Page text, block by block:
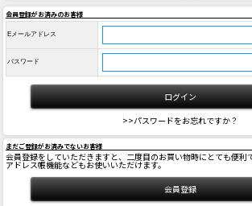
会員登録がお済みのお客様
Eメールアドレス
パスワード
>>パスワードをお忘れですか？
まだご登録がお済みでないお客様
会員登録をしていただきますと、二度目のお買い物時にとても便利で
アドレス帳機能などもお使いいただけます。